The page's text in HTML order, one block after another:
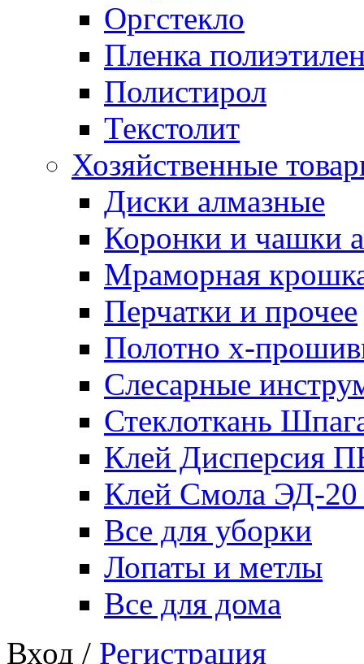
Оргстекло
Пленка
Полистирол
Текстолит
Хозяйственные
Диски алмазные
Коронки и чашки
Мраморная
Перчатки и прочее
Полотно х-
Слесарные
Стеклоткань
Клей Дисперсия
Клей Смола ЭД-20
Все для уборки
Лопаты и метлы
Все для дома
Вход / Регистрация